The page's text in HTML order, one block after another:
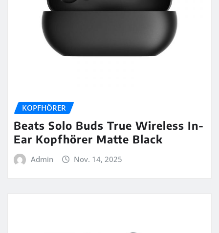
KOPFHÖRER
Beats Solo Buds True Wireless In-
Ear Kopfhörer Matte Black
Admin Nov. 14, 2025